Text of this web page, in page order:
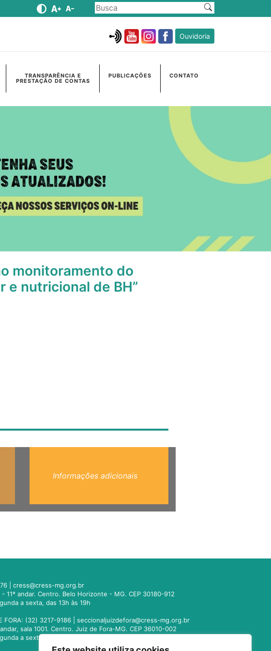
Ouvidoria
TRANSPARÊNCIA E
PRESTAÇÃO DE CONTAS
PUBLICAÇÕES CONTATO
monitoramento do
e nutricional de BH”
Informações adicionais
|cress@cress-mg.org.br
- 11º andar. Centro. Belo Horizonte - MG. CEP 30180-912
a sexta, das 13h às 19h
FORA: (32) 3217-9186 |seccionaljuizdefora@cress-mg.org.br
sala 1001. Centro. Juiz de Fora-MG. CEP 36010-002
a sexta, das 13h às 19h